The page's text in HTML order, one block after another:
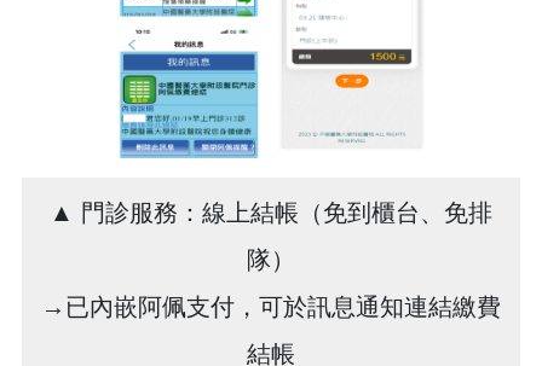
▲ 門診服務：線上結帳（免到櫃台、免排
隊）
→已內嵌阿佩支付，可於訊息通知連結繳費
結帳